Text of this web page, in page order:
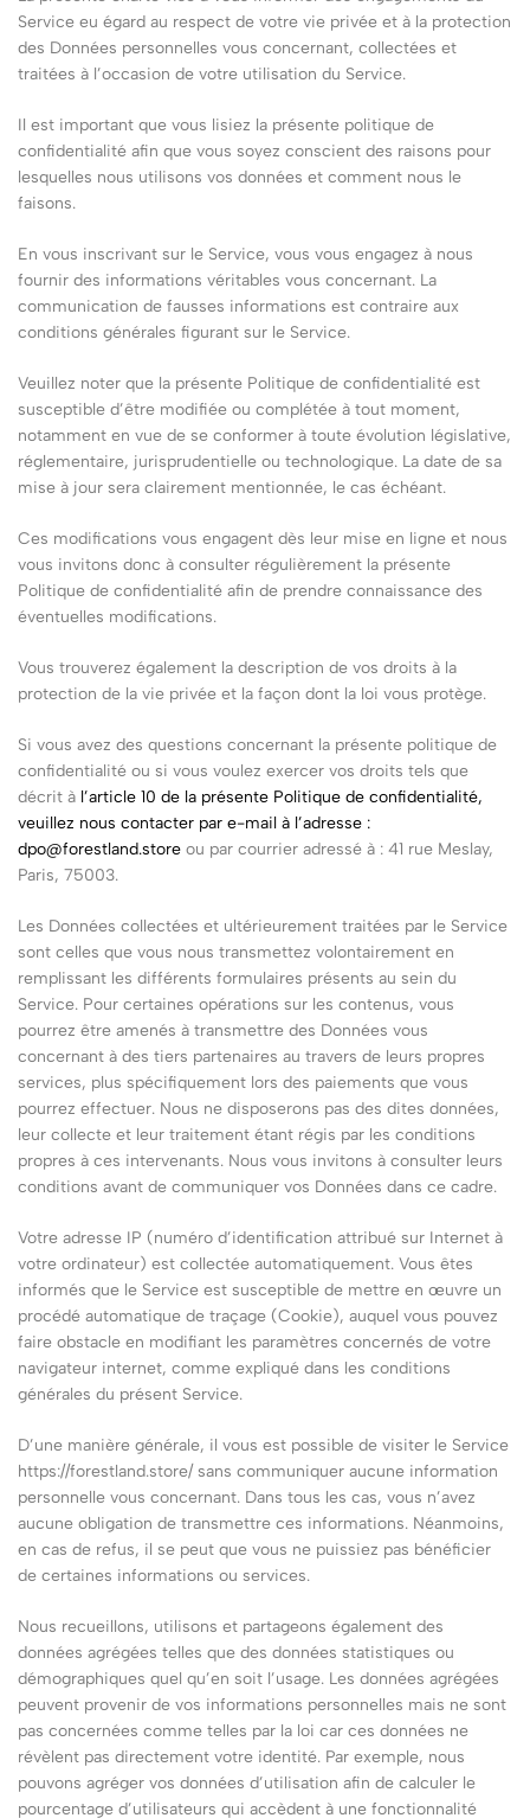
Service eu égard au respect de votre vie privée et à la protection
des Données personnelles vous concernant, collectées et
traitées à l’occasion de votre utilisation du Service.
Il est important que vous lisiez la présente politique de
confidentialité afin que vous soyez conscient des raisons pour
lesquelles nous utilisons vos données et comment nous le
faisons.
En vous inscrivant sur le Service, vous vous engagez à nous
fournir des informations véritables vous concernant. La
communication de fausses informations est contraire aux
conditions générales figurant sur le Service.
Veuillez noter que la présente Politique de confidentialité est
susceptible d’être modifiée ou complétée à tout moment,
notamment en vue de se conformer à toute évolution législative,
réglementaire, jurisprudentielle ou technologique. La date de sa
mise à jour sera clairement mentionnée, le cas échéant.
Ces modifications vous engagent dès leur mise en ligne et nous
vous invitons donc à consulter régulièrement la présente
Politique de confidentialité afin de prendre connaissance des
éventuelles modifications.
Vous trouverez également la description de vos droits à la
protection de la vie privée et la façon dont la loi vous protège.
Si vous avez des questions concernant la présente politique de
confidentialité ou si vous voulez exercer vos droits tels que
décrit à l’article 10 de la présente Politique de confidentialité,
veuillez nous contacter par e-mail à l’adresse :
dpo@forestland.store ou par courrier adressé à : 41 rue Meslay,
Paris, 75003.
Les Données collectées et ultérieurement traitées par le Service
sont celles que vous nous transmettez volontairement en
remplissant les différents formulaires présents au sein du
Service. Pour certaines opérations sur les contenus, vous
pourrez être amenés à transmettre des Données vous
concernant à des tiers partenaires au travers de leurs propres
services, plus spécifiquement lors des paiements que vous
pourrez effectuer. Nous ne disposerons pas des dites données,
leur collecte et leur traitement étant régis par les conditions
propres à ces intervenants. Nous vous invitons à consulter leurs
conditions avant de communiquer vos Données dans ce cadre.
Votre adresse IP (numéro d’identification attribué sur Internet à
votre ordinateur) est collectée automatiquement. Vous êtes
informés que le Service est susceptible de mettre en œuvre un
procédé automatique de traçage (Cookie), auquel vous pouvez
faire obstacle en modifiant les paramètres concernés de votre
navigateur internet, comme expliqué dans les conditions
générales du présent Service.
D’une manière générale, il vous est possible de visiter le Service
https://forestland.store/ sans communiquer aucune information
personnelle vous concernant. Dans tous les cas, vous n’avez
aucune obligation de transmettre ces informations. Néanmoins,
en cas de refus, il se peut que vous ne puissiez pas bénéficier
de certaines informations ou services.
Nous recueillons, utilisons et partageons également des
données agrégées telles que des données statistiques ou
démographiques quel qu’en soit l’usage. Les données agrégées
peuvent provenir de vos informations personnelles mais ne sont
pas concernées comme telles par la loi car ces données ne
révèlent pas directement votre identité. Par exemple, nous
pouvons agréger vos données d’utilisation afin de calculer le
pourcentage d’utilisateurs qui accèdent à une fonctionnalité